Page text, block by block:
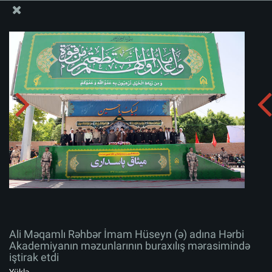
Ali Məqamlı Rəhbər İmam Hüseyn (ə) adına Hərbi
Akademiyanın məzunlarının buraxılış mərasimində
iştirak etdi
Albomu yüklə:
Ali Məqamlı Rəhbər İmam Hüseyn (ə) adına Hərbi
Akademiyanın məzunlarının buraxılış mərasimində
iştirak etdi